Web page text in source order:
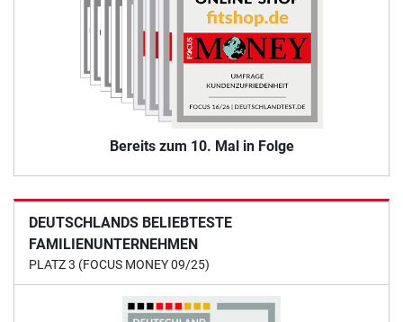
Bereits zum 10. Mal in Folge
DEUTSCHLANDS BELIEBTESTE
FAMILIENUNTERNEHMEN
PLATZ 3 (FOCUS MONEY 09/25)